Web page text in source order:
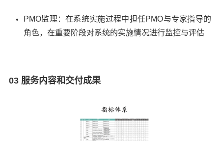
PMO监理：在系统实施过程中担任PMO与专家指导的
角色，在重要阶段对系统的实施情况进行监控与评估
03 服务内容和交付成果